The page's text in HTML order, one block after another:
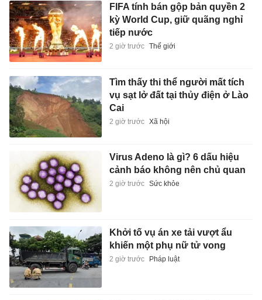
FIFA tính bán gộp bản quyền 2
kỳ World Cup, giữ quãng nghỉ
tiếp nước
2 giờ trước Thế giới
Tìm thấy thi thể người mất tích
vụ sạt lở đất tại thủy điện ở Lào
Cai
2 giờ trước Xã hội
Virus Adeno là gì? 6 dấu hiệu
cảnh báo không nên chủ quan
2 giờ trước Sức khỏe
Khởi tố vụ án xe tải vượt ẩu
khiến một phụ nữ tử vong
2 giờ trước Pháp luật